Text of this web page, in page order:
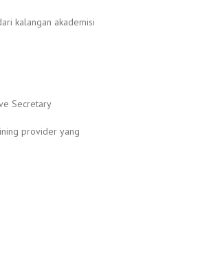
kalangan akademisi
Secretary
provider yang